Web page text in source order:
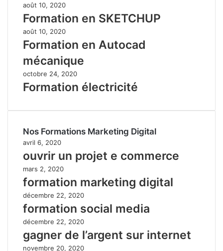
août 10, 2020
Formation en SKETCHUP
août 10, 2020
Formation en Autocad
mécanique
octobre 24, 2020
Formation électricité
Nos Formations Marketing Digital
avril 6, 2020
ouvrir un projet e commerce
mars 2, 2020
formation marketing digital
décembre 22, 2020
formation social media
décembre 22, 2020
gagner de l’argent sur internet
novembre 20, 2020